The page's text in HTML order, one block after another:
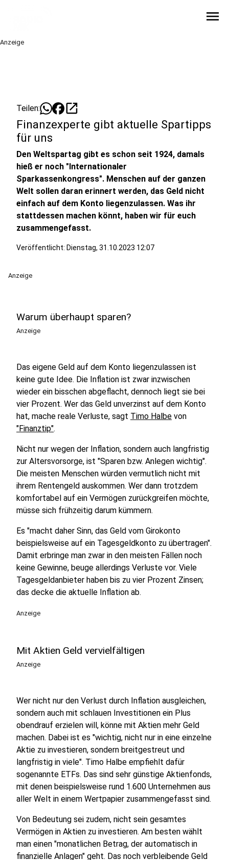
menu
Anzeige
Teilen: open_in_new
Finanzexperte gibt aktuelle Spartipps
für uns
Den Weltspartag gibt es schon seit 1924, damals
hieß er noch "Internationaler
Sparkassenkongress". Menschen auf der ganzen
Welt sollen daran erinnert werden, das Geld nicht
einfach auf dem Konto liegenzulassen. Was ihr
stattdessen machen könnt, haben wir für euch
zusammengefasst.
Veröffentlicht: Dienstag, 31.10.2023 12:07
Anzeige
Warum überhaupt sparen?
Anzeige
Das eigene Geld auf dem Konto liegenzulassen ist
keine gute Idee. Die Inflation ist zwar inzwischen
wieder ein bisschen abgeflacht, dennoch liegt sie bei
vier Prozent. Wer das Geld unverzinst auf dem Konto
hat, mache reale Verluste, sagt Timo Halbe von
"Finanztip".
Nicht nur wegen der Inflation, sondern auch langfristig
zur Altersvorsorge, ist "Sparen bzw. Anlegen wichtig".
Die meisten Menschen würden vermutlich nicht mit
ihrem Rentengeld auskommen. Wer dann trotzdem
komfortabel auf ein Vermögen zurückgreifen möchte,
müsse sich frühzeitig darum kümmern.
Es "macht daher Sinn, das Geld vom Girokonto
beispielsweise auf ein Tagesgeldkonto zu übertragen".
Damit erbringe man zwar in den meisten Fällen noch
keine Gewinne, beuge allerdings Verluste vor. Viele
Tagesgeldanbieter haben bis zu vier Prozent Zinsen;
das decke die aktuelle Inflation ab.
Anzeige
Mit Aktien Geld vervielfältigen
Anzeige
Wer nicht nur den Verlust durch Inflation ausgleichen,
sondern auch mit schlauen Investitionen ein Plus
obendrauf erzielen will, könne mit Aktien mehr Geld
machen. Dabei ist es "wichtig, nicht nur in eine einzelne
Aktie zu investieren, sondern breitgestreut und
langfristig in viele". Timo Halbe empfiehlt dafür
sogenannte ETFs. Das sind sehr günstige Aktienfonds,
mit denen beispielsweise rund 1.600 Unternehmen aus
aller Welt in einem Wertpapier zusammengefasst sind.
Von Bedeutung sei zudem, nicht sein gesamtes
Vermögen in Aktien zu investieren. Am besten wählt
man einen "monatlichen Betrag, der automatisch in
finanzielle Anlagen" geht. Das noch verbleibende Geld